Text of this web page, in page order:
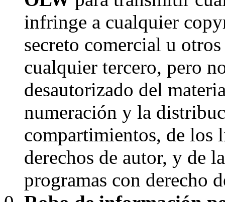
infringe a cualquier
secreto comercial u
cualquier tercero, pero
desautorizado del
numeración y la
compartimientos, de los
derechos de autor, y de
programas con derecho